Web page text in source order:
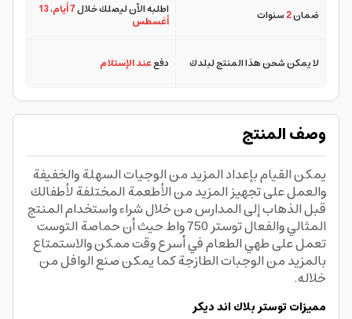
ضمان2سنوات اطلبه الآن ليصلك خلال7 أيام ،13
أغسطس
لا يمكن شحن هذا المنتج لبلدك دفععند الإستلام
وصف المنتج
يمكن القيام بإعداد المزيد من الوجيات السهلة والخفيفة
والعمل على تجهيز المزيد من الأطعمة المختلفة لأطفالك
قبل الذهاب إلى المدارس من خلال شراء واستخدام المنتج
المثالي والفعال توستر 750 واط حيث أن حماصة التوست
تعمل على طهي الطعام في أسرع وقت ممكن والاستمتاع
بالمزيد من الوجبات الطازجة كما يمكن صنع الوافل من
خلاله.
مميزات توستر بلاك اند ديكر